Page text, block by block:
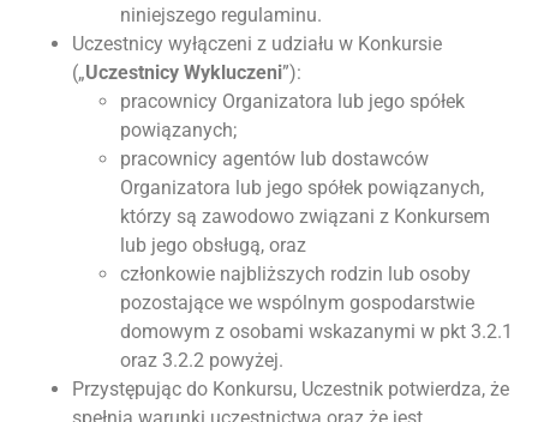
niniejszego regulaminu.
Uczestnicy wyłączeni z udziału w Konkursie
(„Uczestnicy Wykluczeni”):
pracownicy Organizatora lub jego spółek
powiązanych;
pracownicy agentów lub dostawców
Organizatora lub jego spółek powiązanych,
którzy są zawodowo związani z Konkursem
lub jego obsługą, oraz
członkowie najbliższych rodzin lub osoby
pozostające we wspólnym gospodarstwie
domowym z osobami wskazanymi w pkt 3.2.1
oraz 3.2.2 powyżej.
Przystępując do Konkursu, Uczestnik potwierdza, że